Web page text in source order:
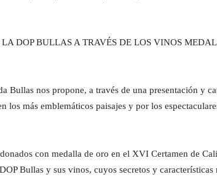
DOP BULLAS A TRAVÉS DE LOS VINOS
nos propone, a través de una presentación y
más emblemáticos paisajes y por los
con medalla de oro en el XVI Certamen de
Bullas y sus vinos, cuyos secretos y